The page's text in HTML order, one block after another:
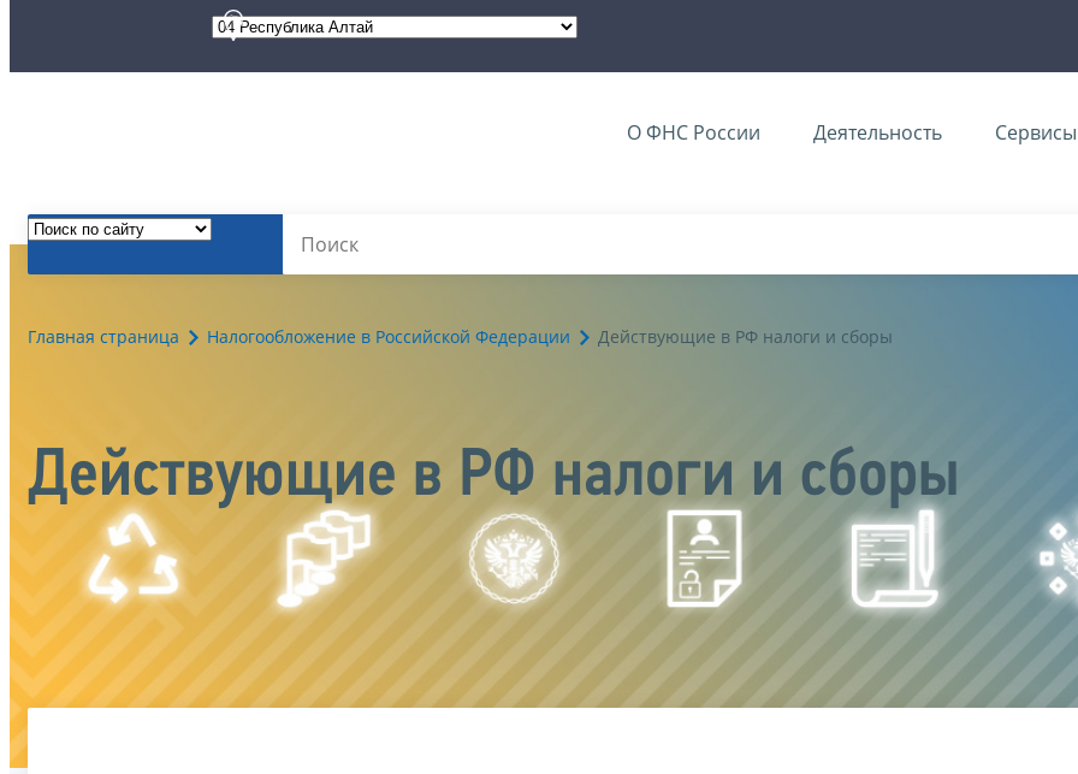
О ФНС России Деятельность Сервисы
Главная страница Налогообложение в Российской Федерации Действующие в РФ налоги и сборы
Действующие в РФ налоги и сборы